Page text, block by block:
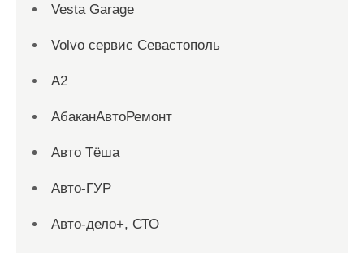
Vesta Garage
Volvo сервис Севастополь
А2
АбаканАвтоРемонт
Авто Тёша
Авто-ГУР
Авто-дело+, СТО